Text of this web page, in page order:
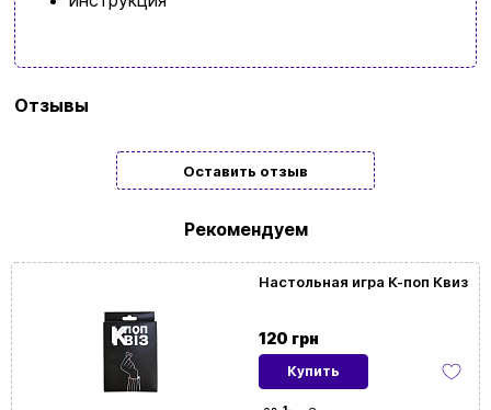
Время игры < 30мин.
Отзывы
Оставить отзыв
Рекомендуем
120 грн
Настольная игра К-поп Квиз
Купить